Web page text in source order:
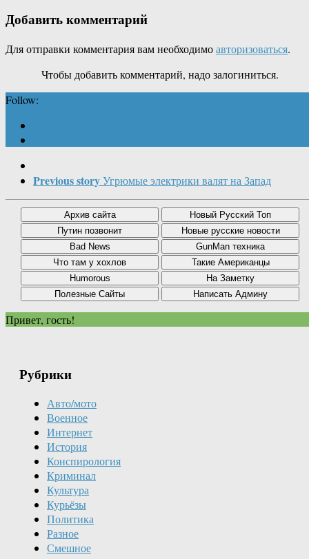
Добавить комментарий
Для отправки комментария вам необходимоавторизоваться.
Чтобы добавить комментарий, надо залогиниться.
Follow:
Previous storyУгрюмые электрики валят на Запад
Привет, гость!
Рубрики
Авто/мото
Военное
Интернет
История
Конспирология
Криминал
Культура
Курьёзы
Политика
Разное
Смешное